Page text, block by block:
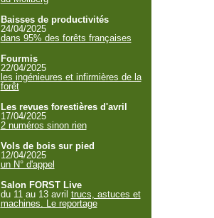
Baisses de productivités
24/04/2025
dans 95% des forêts françaises
Fourmis
22/04/2025
les ingénieures et infirmières de la
forêt
Les revues forestières d'avril
17/04/2025
2 numéros sinon rien
Vols de bois sur pied
12/04/2025
un N° d'appel
Salon FORST Live
du 11 au 13 avril trucs, astuces et
machines. Le reportage